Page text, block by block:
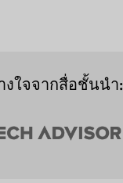
งใจจากสื่อชั้นนำ: